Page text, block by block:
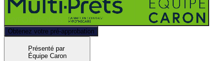
Obtenez votre pré-approbation
Présenté par
Équipe Caron